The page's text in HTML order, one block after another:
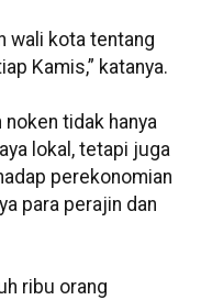
wali kota tentang
Kamis,” katanya.
noken tidak hanya
lokal, tetapi juga
perekonomian
para perajin dan
ribu orang